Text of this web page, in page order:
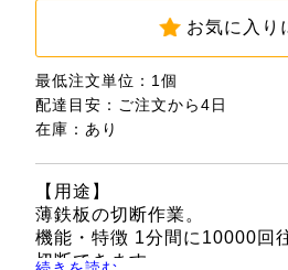
お気に入り
最低注文単位：1個
配達目安：ご注文から4日
在庫：あり
【用途】
薄鉄板の切断作業。
機能・特徴 1分間に10000回
切断できます。